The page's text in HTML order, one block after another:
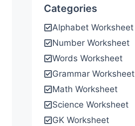
Categories
Alphabet Worksheet
Number Worksheet
Words Worksheet
Grammar Worksheet
Math Worksheet
Science Worksheet
GK Worksheet